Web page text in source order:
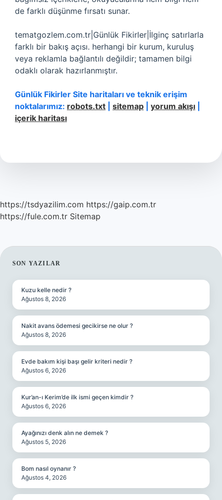
de farklı düşünme fırsatı sunar.
tematgozlem.com.tr|Günlük Fikirler|İlginç satırlarla
farklı bir bakış açısı. herhangi bir kurum, kuruluş
veya reklamla bağlantılı değildir; tamamen bilgi
odaklı olarak hazırlanmıştır.
Günlük Fikirler Site haritaları ve teknik erişim
noktalarımız: robots.txt sitemap yorum akışı
içerik haritası
https://tsdyazilim.com https://gaip.com.tr
https://fule.com.tr Sitemap
SIDEBAR
SON YAZILAR
Kuzu kelle nedir ?
Ağustos 8, 2026
Nakit avans ödemesi gecikirse ne olur ?
Ağustos 8, 2026
Evde bakım kişi başı gelir kriteri nedir ?
Ağustos 6, 2026
Kur’an-ı Kerim’de ilk ismi geçen kimdir ?
Ağustos 6, 2026
Ayağınızı denk alın ne demek ?
Ağustos 5, 2026
Bom nasıl oynanır ?
Ağustos 4, 2026